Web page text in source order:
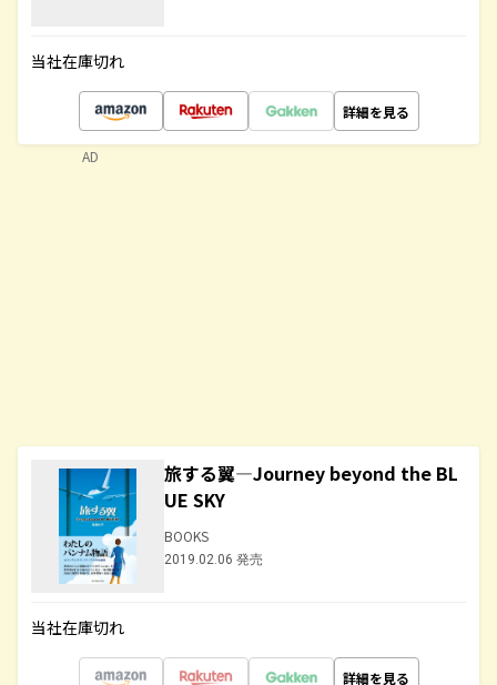
当社在庫切れ
詳細を見る
旅する翼―Journey beyond the BL
UE SKY
BOOKS
2019.02.06 発売
当社在庫切れ
詳細を見る
AD